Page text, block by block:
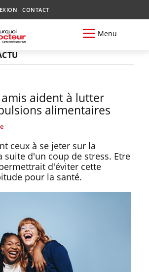
CONTACT
Menu
amis aident à lutter
alimentaires
ceux à se jeter sur la
suite d'un coup de stress. Etre
d'éviter cette
pour la santé.